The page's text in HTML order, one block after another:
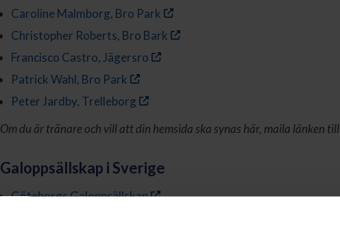
Caroline Malmborg, Bro Park
Christopher Roberts, Bro Bark
Francisco Castro, Jägersro
Patrick Wahl, Bro Park
Peter Jardby, Trelleborg
Om du är tränare och vill att din hemsida ska synas här, maila länken till
Galoppsällskap i Sverige
Göteborgs Galoppsällskap